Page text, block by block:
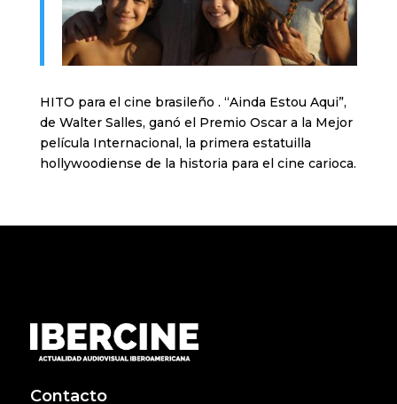
HITO para el cine brasileño . “Ainda Estou Aqui”,
de Walter Salles, ganó el Premio Oscar a la Mejor
película Internacional, la primera estatuilla
hollywoodiense de la historia para el cine carioca.
Contacto